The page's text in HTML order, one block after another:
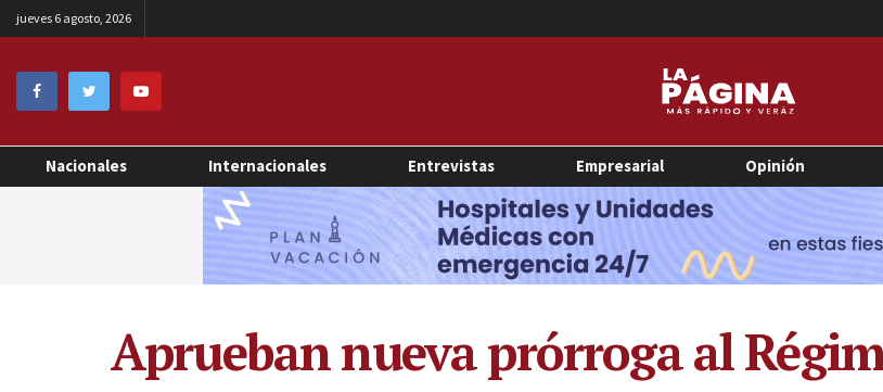
jueves 6 agosto, 2026
Nacionales Internacionales Entrevistas Empresarial Opinión
Aprueban nueva prórroga al